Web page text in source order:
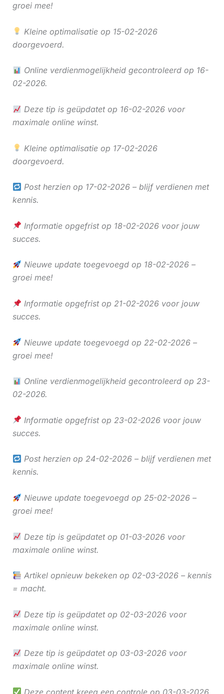
groei mee!
Kleine optimalisatie op 15-02-2026
doorgevoerd.
Online verdienmogelijkheid gecontroleerd op 16-
02-2026.
Deze tip is geüpdatet op 16-02-2026 voor
maximale online winst.
Kleine optimalisatie op 17-02-2026
doorgevoerd.
Post herzien op 17-02-2026 – blijf verdienen met
kennis.
Informatie opgefrist op 18-02-2026 voor jouw
succes.
Nieuwe update toegevoegd op 18-02-2026 –
groei mee!
Informatie opgefrist op 21-02-2026 voor jouw
succes.
Nieuwe update toegevoegd op 22-02-2026 –
groei mee!
Online verdienmogelijkheid gecontroleerd op 23-
02-2026.
Informatie opgefrist op 23-02-2026 voor jouw
succes.
Post herzien op 24-02-2026 – blijf verdienen met
kennis.
Nieuwe update toegevoegd op 25-02-2026 –
groei mee!
Deze tip is geüpdatet op 01-03-2026 voor
maximale online winst.
Artikel opnieuw bekeken op 02-03-2026 – kennis
= macht.
Deze tip is geüpdatet op 02-03-2026 voor
maximale online winst.
Deze tip is geüpdatet op 03-03-2026 voor
maximale online winst.
Deze content kreeg een controle op 03-03-2026.